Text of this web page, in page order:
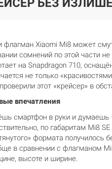
БЕЗ
флагман Xiaomi Mi8 может
сомнений по этой части
на Snapdragon 710,
не только
этот «крейсер» в
впечатления
смартфон в руки и думаешь
по габаритам Mi8
формата
в сравнении с флагманом
высоте и ширине.